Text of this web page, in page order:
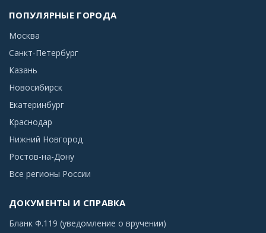
ПОПУЛЯРНЫЕ ГОРОДА
Москва
Санкт-Петербург
Казань
Новосибирск
Екатеринбург
Краснодар
Нижний Новгород
Ростов-на-Дону
Все регионы России
ДОКУМЕНТЫ И СПРАВКА
Бланк Ф.119 (уведомление о вручении)